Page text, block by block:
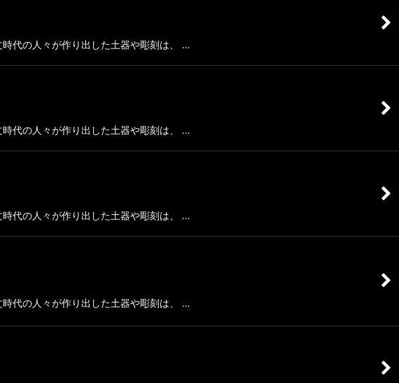
代の人々が作り出した土器や彫刻は、 …
代の人々が作り出した土器や彫刻は、 …
代の人々が作り出した土器や彫刻は、 …
代の人々が作り出した土器や彫刻は、 …